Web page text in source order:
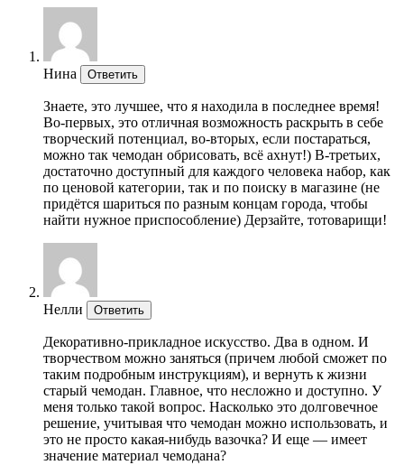
Нина Ответить
Знаете, это лучшее, что я находила в последнее время!
Во-первых, это отличная возможность раскрыть в себе
творческий потенциал, во-вторых, если постараться,
можно так чемодан обрисовать, всё ахнут!) В-третьих,
достаточно доступный для каждого человека набор, как
по ценовой категории, так и по поиску в магазине (не
придётся шариться по разным концам города, чтобы
найти нужное приспособление) Дерзайте, тотоварищи!
Нелли Ответить
Декоративно-прикладное искусство. Два в одном. И
творчеством можно заняться (причем любой сможет по
таким подробным инструкциям), и вернуть к жизни
старый чемодан. Главное, что несложно и доступно. У
меня только такой вопрос. Насколько это долговечное
решение, учитывая что чемодан можно использовать, и
это не просто какая-нибудь вазочка? И еще — имеет
значение материал чемодана?